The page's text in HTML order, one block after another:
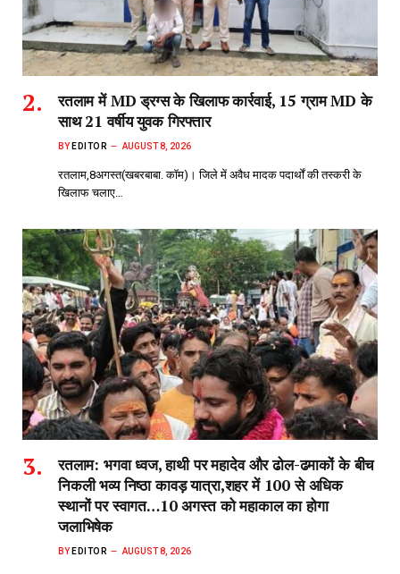
रतलाम में MD ड्रग्स के खिलाफ कार्रवाई, 15 ग्राम MD के
साथ 21 वर्षीय युवक गिरफ्तार
BY EDITOR AUGUST 8, 2026
रतलाम,8अगस्त(खबरबाबा. कॉम)। जिले में अवैध मादक पदार्थों की तस्करी के
खिलाफ चलाए…
रतलाम: भगवा ध्वज, हाथी पर महादेव और ढोल-ढमाकों के बीच
निकली भव्य निष्ठा कावड़ यात्रा,शहर में 100 से अधिक
स्थानों पर स्वागत…10 अगस्त को महाकाल का होगा
जलाभिषेक
BY EDITOR AUGUST 8, 2026